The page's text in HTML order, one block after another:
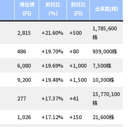
現在値
(円)
前日比
(%)
前日比
(円)
出来高(株)
2,815 +21.60% +500
1,785,600
株
486 +19.70% +80
939,000株
6,080 +19.69% +1,000
7,500株
9,200 +19.48% +1,500 10,300株
277 +17.37% +41
15,770,100
株
1,026 +17.12% +150 21,600株